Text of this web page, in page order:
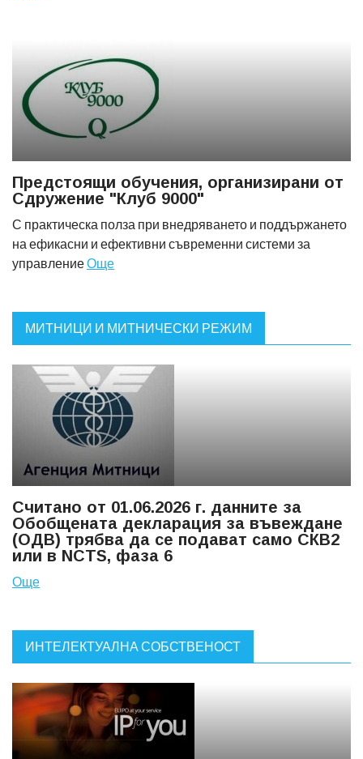
Предстоящи обучения, организирани от
Сдружение "Клуб 9000"
С практическа полза при внедряването и поддържането
на ефикасни и ефективни съвременни системи за
управлениеОще
МИТНИЦИ И МИТНИЧЕСКИ РЕЖИМ
Считано от 01.06.2026 г. данните за
Обобщената декларация за въвеждане
(ОДВ) трябва да се подават само СКВ2
или в NCTS, фаза 6
Още
ИНТЕЛЕКТУАЛНА СОБСТВЕНОСТ